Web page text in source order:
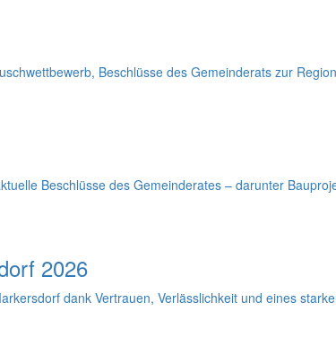
Beschlüsse des Gemeinderats zur
Beschlüsse des Gemeinderates – darunter
2026
dank Vertrauen, Verlässlichkeit und eines